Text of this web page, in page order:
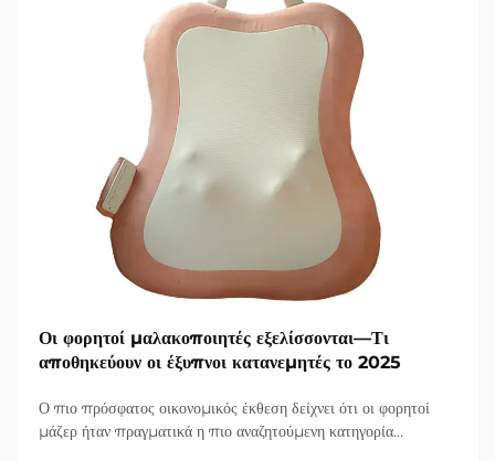
Οι φορητοί μαλακοποιητές εξελίσσονται—Τι
αποθηκεύουν οι έξυπνοι κατανεμητές το 2025
Ο πιο πρόσφατος οικονομικός έκθεση δείχνει ότι οι φορητοί
μάζερ ήταν πραγματικά η πιο αναζητούμενη κατηγορία